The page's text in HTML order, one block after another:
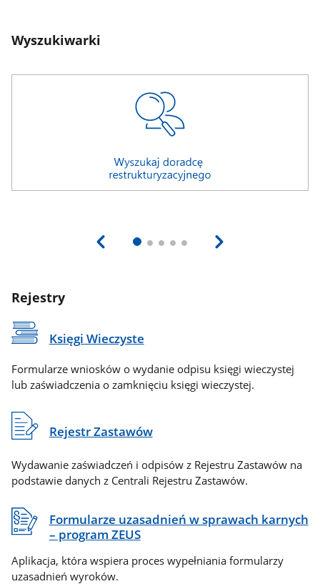
Wyszukiwarki
Rejestry
Księgi Wieczyste
Formularze wniosków o wydanie odpisu księgi wieczystej
lub zaświadczenia o zamknięciu księgi wieczystej.
Rejestr Zastawów
Wydawanie zaświadczeń i odpisów z Rejestru Zastawów na
podstawie danych z Centrali Rejestru Zastawów.
Formularze uzasadnień w sprawach karnych
– program ZEUS
Aplikacja, która wspiera proces wypełniania formularzy
uzasadnień wyroków.